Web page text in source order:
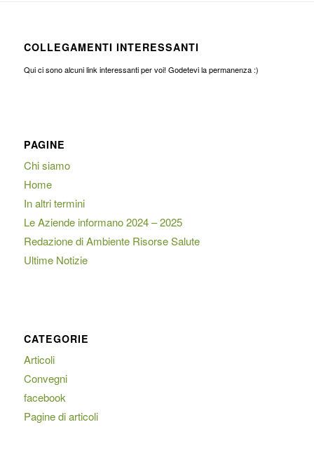
COLLEGAMENTI INTERESSANTI
Qui ci sono alcuni link interessanti per voi! Godetevi la permanenza :)
PAGINE
Chi siamo
Home
In altri termini
Le Aziende informano 2024 – 2025
Redazione di Ambiente Risorse Salute
Ultime Notizie
CATEGORIE
Articoli
Convegni
facebook
Pagine di articoli